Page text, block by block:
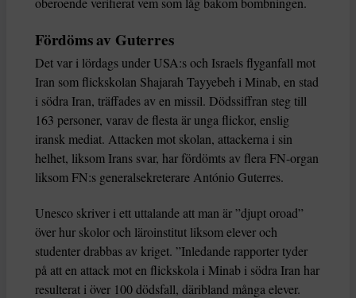
Fördöms av Guterres
Det var i lördags under USA:s och Israels flyganfall mot
Iran som flickskolan Shajarah Tayyebeh i Minab, en stad
i södra Iran, träffades av en missil. Dödssiffran steg till
163 personer, varav de flesta är unga flickor, enslig
iransk mediat. Attacken mot skolan, attackerna i sin
helhet, liksom Irans svar, har fördömts av flera FN-organ
liksom FN:s generalsekreterare António Guterres.
Unesco skriver i ett uttalande att man är ”djupt oroad”
över hur skolor och läroinstitut liksom elever och
studenter drabbas av kriget. ”Inledande rapporter tyder
på att en attack mot en flickskola i Minab i södra Iran har
resulterat i över 100 dödsfall, däribland många elever.